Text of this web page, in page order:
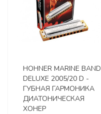
HOHNER MARINE BAND
DELUXE 2005/20 D -
ГУБНАЯ ГАРМОНИКА
ДИАТОНИЧЕСКАЯ
ХОНЕР